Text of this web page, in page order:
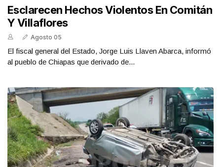
Esclarecen Hechos Violentos En Comitán
Y Villaflores
Agosto 05
El fiscal general del Estado, Jorge Luis Llaven Abarca, informó
al pueblo de Chiapas que derivado de...